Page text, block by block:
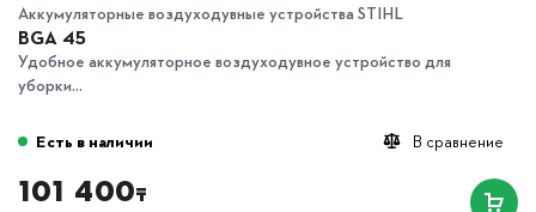
Аккумуляторные воздуходувные устройства STIHL
BGA 45
Удобное аккумуляторное воздуходувное устройство для
уборки...
В сравнение
Есть в наличии
101 400₸